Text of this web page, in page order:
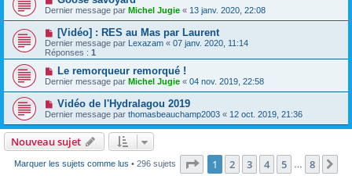
Dernier message par Michel Jugie « 13 janv. 2020, 22:08
[Vidéo] : RES au Mas par Laurent
Dernier message par Lexazam « 07 janv. 2020, 11:14
Réponses : 1
Le remorqueur remorqué !
Dernier message par Michel Jugie « 04 nov. 2019, 22:58
Vidéo de l'Hydralagou 2019
Dernier message par thomasbeauchamp2003 « 12 oct. 2019, 21:36
Nouveau sujet
Marquer les sujets comme lus • 296 sujets Page 1sur8
1 2 3 4 5 8